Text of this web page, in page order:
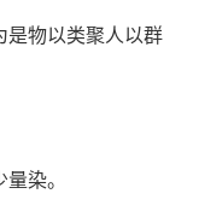
是物以类聚人以群
染。